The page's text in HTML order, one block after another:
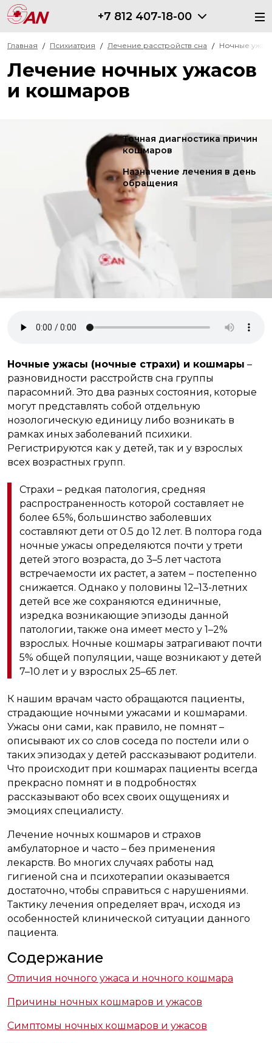
+7 812 407-18-00
Главная Психиатрия Лечение расстройств сна Ночные
Лечение ночных ужасов
и кошмаров
Точная диагностика причин
кошмаров
Назначение лечения в день
обращения
Ночные ужасы (ночные страхи) и кошмары –
разновидности расстройств сна группы
парасомний. Это два разных состояния, которые
могут представлять собой отдельную
нозологическую единицу либо возникать в
рамках иных заболеваний психики.
Регистрируются как у детей, так и у взрослых
всех возрастных групп.
Страхи – редкая патология, средняя
распространенность которой составляет не
более 6.5%, большинство заболевших
составляют дети от 0.5 до 12 лет. В полтора года
ночные ужасы определяются почти у трети
детей этого возраста, до 3–5 лет частота
встречаемости их растет, а затем – постепенно
снижается. Однако у половины 12–13-летних
детей все же сохраняются единичные,
изредка возникающие эпизоды данной
патологии, также она имеет место у 1–2%
взрослых. Ночные кошмары затрагивают почти
5% общей популяции, чаще возникают у детей
7–10 лет и у взрослых 25–65 лет.
К нашим врачам часто обращаются пациенты,
страдающие ночными ужасами и кошмарами.
Ужасы они сами, как правило, не помнят –
описывают их со слов соседа по постели или о
таких эпизодах у детей рассказывают родители.
Что происходит при кошмарах пациенты всегда
прекрасно помнят и в подробностях
рассказывают обо всех своих ощущениях и
эмоциях специалисту.
Лечение ночных кошмаров и страхов
амбулаторное и часто – без применения
лекарств. Во многих случаях работы над
гигиеной сна и психотерапии оказывается
достаточно, чтобы справиться с нарушениями.
Тактику лечения определяет врач, исходя из
особенностей клинической ситуации данного
пациента.
Содержание
Отличия ночного ужаса и ночного кошмара
Причины ночных кошмаров и ужасов
Симптомы ночных кошмаров и ужасов